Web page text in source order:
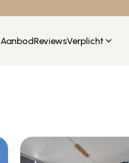
AanbodReviewsVerplicht